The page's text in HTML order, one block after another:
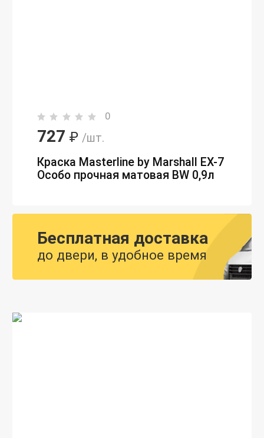
0
727 ₽ /шт.
Краска Masterline by Marshall EX-7
Особо прочная матовая BW 0,9л
Бесплатная доставка
до двери, в удобное время